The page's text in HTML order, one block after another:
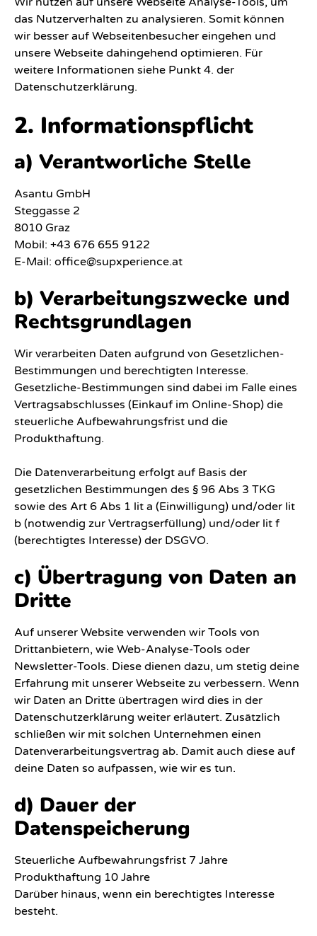
das Nutzerverhalten zu analysieren. Somit können
wir besser auf Webseitenbesucher eingehen und
unsere Webseite dahingehend optimieren. Für
weitere Informationen siehe Punkt 4. der
Datenschutzerklärung.
2. Informationspflicht
a) Verantworliche Stelle
Asantu GmbH
Steggasse 2
8010 Graz
Mobil: +43 676 655 9122
E-Mail: office@supxperience.at
b) Verarbeitungszwecke und
Rechtsgrundlagen
Wir verarbeiten Daten aufgrund von Gesetzlichen-
Bestimmungen und berechtigten Interesse.
Gesetzliche-Bestimmungen sind dabei im Falle eines
Vertragsabschlusses (Einkauf im Online-Shop) die
steuerliche Aufbewahrungsfrist und die
Produkthaftung.
Die Datenverarbeitung erfolgt auf Basis der
gesetzlichen Bestimmungen des § 96 Abs 3 TKG
sowie des Art 6 Abs 1 lit a (Einwilligung) und/oder lit
b (notwendig zur Vertragserfüllung) und/oder lit f
(berechtigtes Interesse) der DSGVO.
c) Übertragung von Daten an
Dritte
Auf unserer Website verwenden wir Tools von
Drittanbietern, wie Web-Analyse-Tools oder
Newsletter-Tools. Diese dienen dazu, um stetig deine
Erfahrung mit unserer Webseite zu verbessern. Wenn
wir Daten an Dritte übertragen wird dies in der
Datenschutzerklärung weiter erläutert. Zusätzlich
schließen wir mit solchen Unternehmen einen
Datenverarbeitungsvertrag ab. Damit auch diese auf
deine Daten so aufpassen, wie wir es tun.
d) Dauer der
Datenspeicherung
Steuerliche Aufbewahrungsfrist 7 Jahre
Produkthaftung 10 Jahre
Darüber hinaus, wenn ein berechtigtes Interesse
besteht.